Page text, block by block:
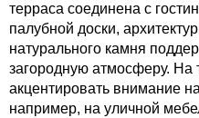
терраса соединена с
палубной доски,
натурального камня
загородную атмосферу. На
акцентировать внимание
например, на уличной